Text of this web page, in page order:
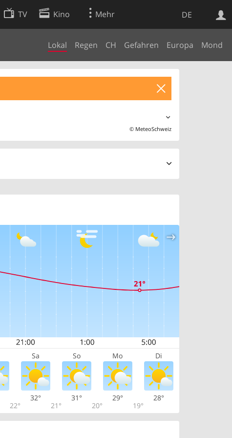
DE
TV Kino Mehr
Lokal Regen CH Gefahren Europa Mond
© MeteoSchweiz
Sa So Mo Di
22°
32°
21°
31°
20°
29°
19°
28°
Websuche